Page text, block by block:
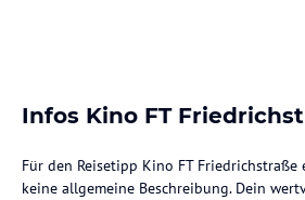
Infos Kino FT
Für den Reisetipp Kino FT
keine allgemeine Beschreibung. Dein